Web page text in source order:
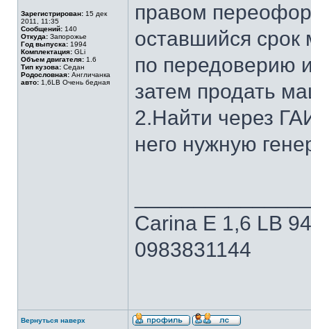
Зарегистрирован: 15 дек
2011, 11:35
Сообщений: 140
Откуда: Запорожье
Год выпуска: 1994
Комплектация: GLi
Объем двигателя: 1.6
Тип кузова: Седан
Родословная: Англичанка
авто: 1,6LB Очень бедная
правом
оставшийся срок
по передоверию
затем продать
2.Найти через
него нужную
Carina E 1,6 LB
0983831144
Вернуться наверх